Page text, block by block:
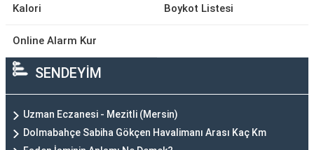
Kalori
Boykot Listesi
Online Alarm Kur
SENDEYİM
Uzman Eczanesi - Mezitli (Mersin)
Dolmabahçe Sabiha Gökçen Havalimanı Arası Kaç Km